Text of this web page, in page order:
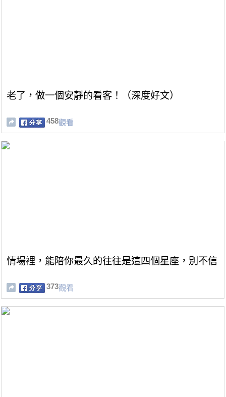
老了，做一個安靜的看客！（深度好文）
458觀看
情場裡，能陪你最久的往往是這四個星座，別不信
373觀看